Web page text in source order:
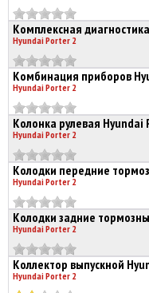
Комплексная
Hyundai Porter 2
Комбинация приборов
Hyundai Porter 2
Колонка рулевая Hyundai
Hyundai Porter 2
Колодки передние
Hyundai Porter 2
Колодки задние
Hyundai Porter 2
Коллектор выпускной
Hyundai Porter 2